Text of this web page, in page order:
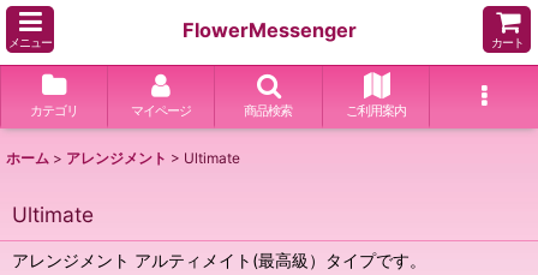
メニュー
FlowerMessenger
カート
カテゴリ マイページ 商品検索 ご利用案内
ホーム > アレンジメント > Ultimate
Ultimate
アレンジメント アルティメイト(最高級）タイプです。